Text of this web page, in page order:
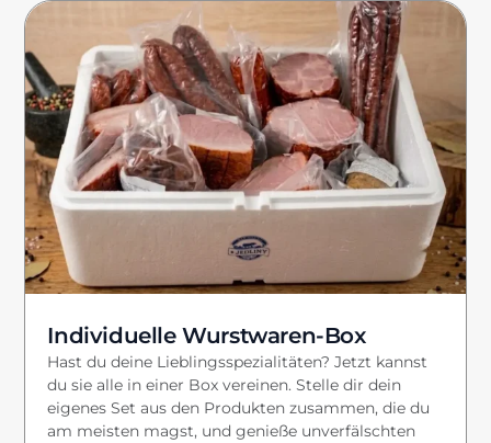
Individuelle Wurstwaren-Box
Hast du deine Lieblingsspezialitäten? Jetzt kannst
du sie alle in einer Box vereinen. Stelle dir dein
eigenes Set aus den Produkten zusammen, die du
am meisten magst, und genieße unverfälschten